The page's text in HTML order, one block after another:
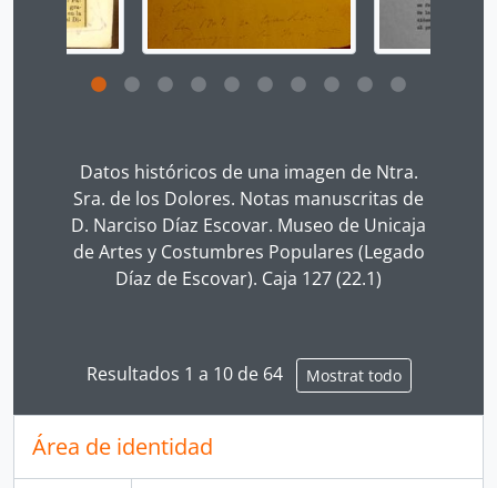
Datos históricos de una imagen de Ntra.
Sra. de los Dolores. Notas manuscritas de
D. Narciso Díaz Escovar. Museo de Unicaja
de Artes y Costumbres Populares (Legado
Díaz de Escovar). Caja 127 (22.1)
Resultados 1 a 10 de 64 Mostrat todo
Área de identidad